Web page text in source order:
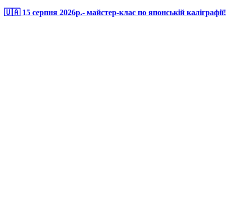
🇺🇦 15 серпня 2026р.- майстер-клас по японській каліграфії!